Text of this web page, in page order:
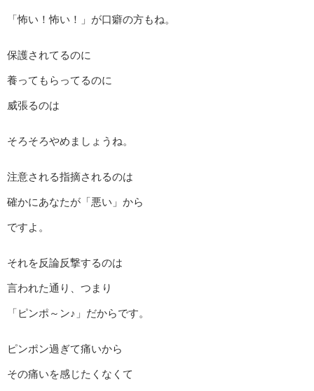
「怖い！怖い！」が口癖の方もね。
保護されてるのに
養ってもらってるのに
威張るのは
そろそろやめましょうね。
注意される指摘されるのは
確かにあなたが「悪い」から
ですよ。
それを反論反撃するのは
言われた通り、つまり
「ピンポ～ン♪」だからです。
ピンポン過ぎて痛いから
その痛いを感じたくなくて